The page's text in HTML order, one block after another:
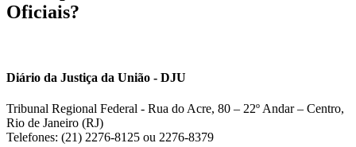
Oficiais?
Diário da Justiça da União - DJU
Tribunal Regional Federal - Rua do Acre, 80 – 22º Andar – Centro,
Rio de Janeiro (RJ)
Telefones: (21) 2276-8125 ou 2276-8379